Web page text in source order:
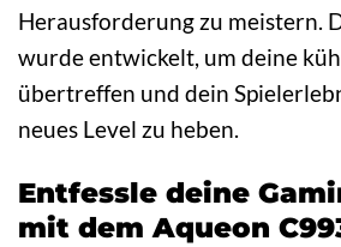
Herausforderung zu meistern.
wurde entwickelt, um deine
übertreffen und dein
neues Level zu heben.
Entfessle deine
mit dem Aqueon